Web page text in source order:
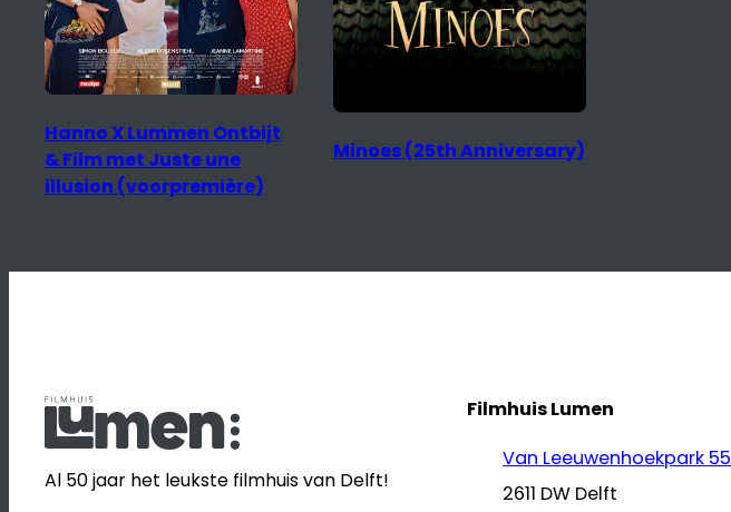
Hanno X Lummen Ontbijt
& Film met Juste une
illusion (voorpremière)
Minoes (25th Anniversary)
Al 50 jaar het leukste filmhuis van Delft!
Filmhuis Lumen
Van Leeuwenhoekpark 55
2611 DW Delft